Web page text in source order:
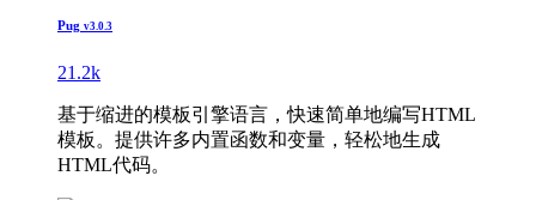
Pug v3.0.3
21.2k
基于缩进的模板引擎语言，快速简单地编写HTML
模板。提供许多内置函数和变量，轻松地生成
HTML代码。